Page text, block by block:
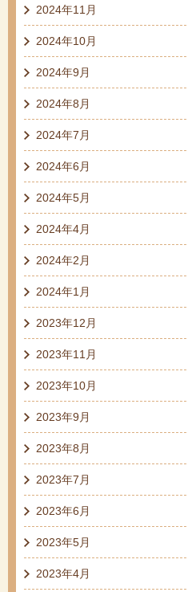
2024年11月
2024年10月
2024年9月
2024年8月
2024年7月
2024年6月
2024年5月
2024年4月
2024年2月
2024年1月
2023年12月
2023年11月
2023年10月
2023年9月
2023年8月
2023年7月
2023年6月
2023年5月
2023年4月